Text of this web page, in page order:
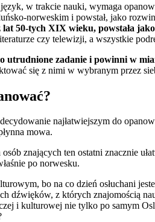
w trakcie nauki, wymaga
norweskim i powstał, jako
50-tych XIX wieku, powstała
czy telewizji, a wszystkie
zadanie i powinni w
się z nimi w wybranym przez
najłatwiejszym do
mowa.
znających ten ostatni znacznie
po norwesku.
bo na co dzień osłuchani
z których znajomością
i kulturowej nie tylko po samym